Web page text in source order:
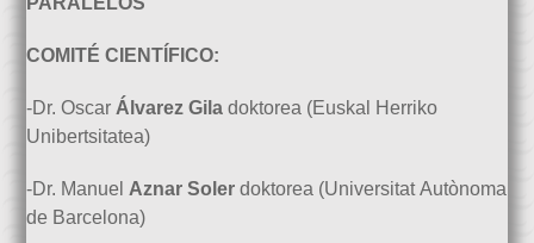
COMITÉ CIENTÍFICO:
-Dr. Oscar Álvarez Gila doktorea (Euskal Herriko
Unibertsitatea)
-Dr. Manuel Aznar Soler doktorea (Universitat Autònoma
de Barcelona)